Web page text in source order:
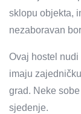
sklopu objekta,
nezaboravan
Ovaj hostel
imaju
grad. Neke
sjedenje.